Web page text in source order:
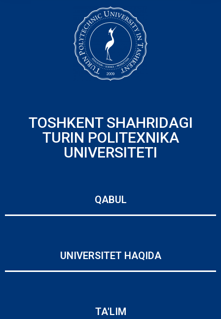
TOSHKENT SHAHRIDAGI
TURIN POLITEXNIKA
UNIVERSITETI
QABUL
UNIVERSITET HAQIDA
TA'LIM